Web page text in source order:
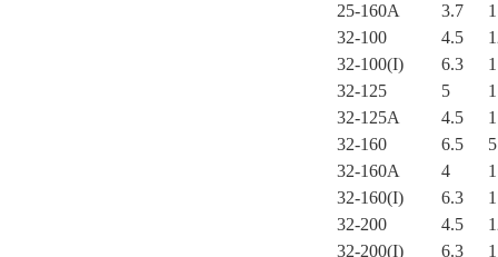
25-160A
3.7
32-100
4.5
32-100(I)
6.3
32-125
5
32-125A
4.5
32-160
6.5
5
32-160A
4
32-160(I)
6.3
32-200
4.5
32-200(I)
6.3